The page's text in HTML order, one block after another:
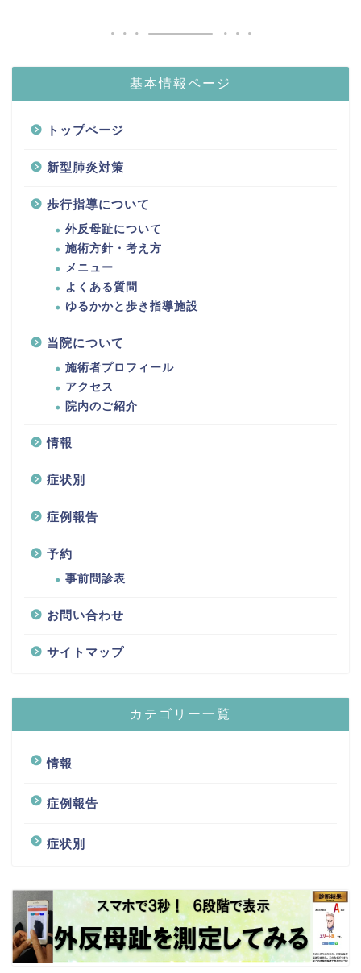
基本情報ページ
トップページ
新型肺炎対策
歩行指導について
外反母趾について
施術方針・考え方
メニュー
よくある質問
ゆるかかと歩き指導施設
当院について
施術者プロフィール
アクセス
院内のご紹介
情報
症状別
症例報告
予約
事前問診表
お問い合わせ
サイトマップ
カテゴリー一覧
情報
症例報告
症状別